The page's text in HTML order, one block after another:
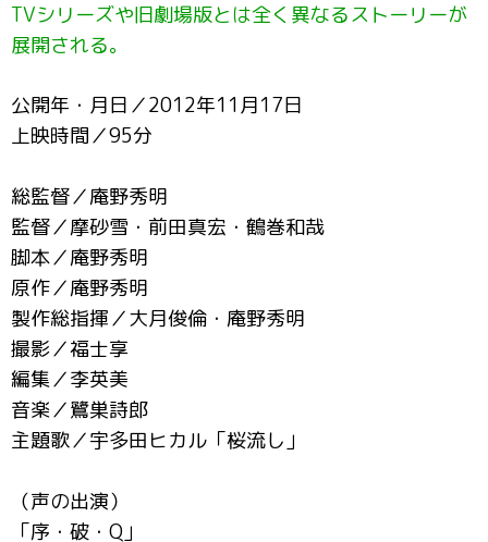
TVシリーズや旧劇場版とは全く異なるストーリーが
展開される。
公開年・月日／2012年11月17日
上映時間／95分
総監督／庵野秀明
監督／摩砂雪・前田真宏・鶴巻和哉
脚本／庵野秀明
原作／庵野秀明
製作総指揮／大月俊倫・庵野秀明
撮影／福士享
編集／李英美
音楽／鷺巣詩郎
主題歌／宇多田ヒカル「桜流し」
（声の出演）
「序・破・Q」